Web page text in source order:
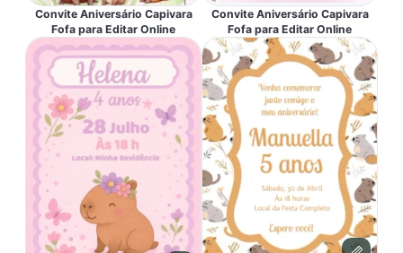
Convite Aniversário Capivara
Fofa para Editar Online
Convite Aniversário Capivara
Fofa para Editar Online